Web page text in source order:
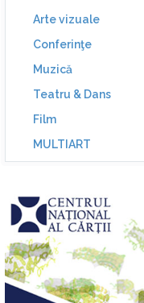
Arte vizuale
Conferinţe
Muzică
Teatru & Dans
Film
MULTIART